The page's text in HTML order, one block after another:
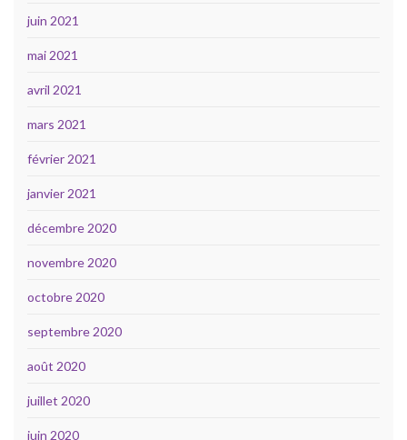
juin 2021
mai 2021
avril 2021
mars 2021
février 2021
janvier 2021
décembre 2020
novembre 2020
octobre 2020
septembre 2020
août 2020
juillet 2020
juin 2020